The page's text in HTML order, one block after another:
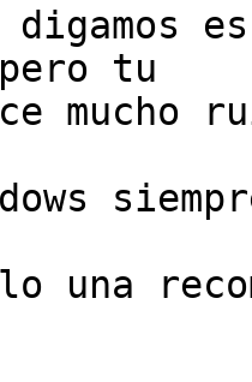
digamos
tu
mucho
una